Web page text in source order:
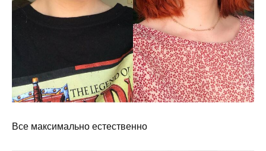
Все максимально естественно